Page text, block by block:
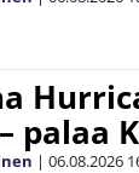
palaa
| 06.08.2026